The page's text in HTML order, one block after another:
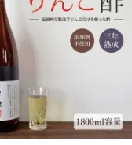
ーポン
ます！
て ／
ーポン